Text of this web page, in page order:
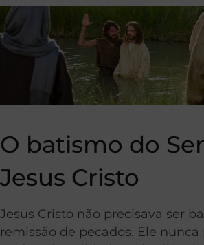
O batismo do
Jesus Cristo
Jesus Cristo não precisava ser
remissão de pecados. Ele nunca